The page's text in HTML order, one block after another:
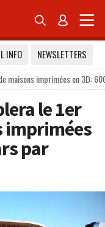
 
INFO
NEWSLETTERS
maisons imprimées en 3D:
le 1er
imprimées
par